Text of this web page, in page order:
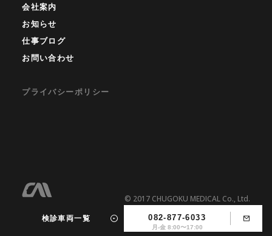
検診車両一覧 082-877-6033
月-金 8:00〜17:00
会社案内
お知らせ
仕事ブログ
お問い合わせ
プライバシーポリシー
© 2017 CHUGOKU MEDICAL Co., Ltd.